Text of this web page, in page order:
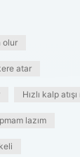
olur
atar
Hızlı kalp
lazım